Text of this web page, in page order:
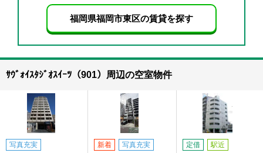
福岡県福岡市東区の賃貸を探す
ｻｳﾞｫｲｽﾀｼﾞｵｽｲｰﾂ（901）周辺の空室物件
写真充実 新着 写真充実 定借 駅近